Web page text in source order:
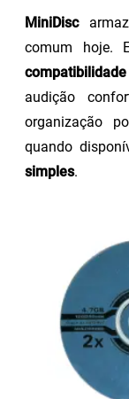
MiniDisc
comum hoje.
compatibilidade
audição
organização
quando
simples.